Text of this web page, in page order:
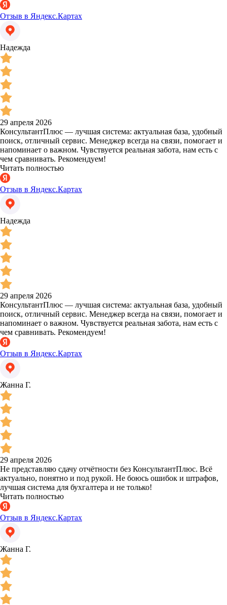
Отзыв в Яндекс.Картах
Надежда
29 апреля 2026
КонсультантПлюс — лучшая система: актуальная база, удобный
поиск, отличный сервис. Менеджер всегда на связи, помогает и
напоминает о важном. Чувствуется реальная забота, нам есть с
чем сравнивать. Рекомендуем!
Читать полностью
Отзыв в Яндекс.Картах
Надежда
29 апреля 2026
КонсультантПлюс — лучшая система: актуальная база, удобный
поиск, отличный сервис. Менеджер всегда на связи, помогает и
напоминает о важном. Чувствуется реальная забота, нам есть с
чем сравнивать. Рекомендуем!
Отзыв в Яндекс.Картах
Жанна Г.
29 апреля 2026
Не представляю сдачу отчётности без КонсультантПлюс. Всё
актуально, понятно и под рукой. Не боюсь ошибок и штрафов,
лучшая система для бухгалтера и не только!
Читать полностью
Отзыв в Яндекс.Картах
Жанна Г.